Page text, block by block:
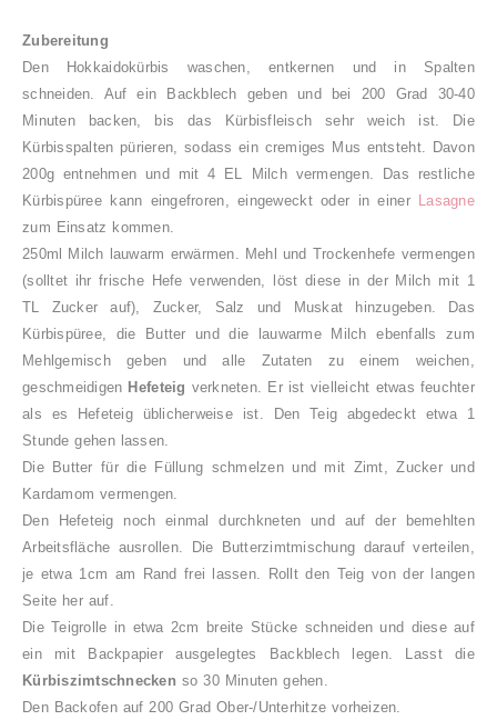
Zubereitung
Den Hokkaidokürbis waschen, entkernen und in Spalten
schneiden. Auf ein Backblech geben und bei 200 Grad 30-40
Minuten backen, bis das Kürbisfleisch sehr weich ist. Die
Kürbisspalten pürieren, sodass ein cremiges Mus entsteht. Davon
200g entnehmen und mit 4 EL Milch vermengen. Das restliche
Kürbispüree kann eingefroren, eingeweckt oder in einer Lasagne
zum Einsatz kommen.
250ml Milch lauwarm erwärmen. Mehl und Trockenhefe vermengen
(solltet ihr frische Hefe verwenden, löst diese in der Milch mit 1
TL Zucker auf), Zucker, Salz und Muskat hinzugeben. Das
Kürbispüree, die Butter und die lauwarme Milch ebenfalls zum
Mehlgemisch geben und alle Zutaten zu einem weichen,
geschmeidigen Hefeteig verkneten. Er ist vielleicht etwas feuchter
als es Hefeteig üblicherweise ist. Den Teig abgedeckt etwa 1
Stunde gehen lassen.
Die Butter für die Füllung schmelzen und mit Zimt, Zucker und
Kardamom vermengen.
Den Hefeteig noch einmal durchkneten und auf der bemehlten
Arbeitsfläche ausrollen. Die Butterzimtmischung darauf verteilen,
je etwa 1cm am Rand frei lassen. Rollt den Teig von der langen
Seite her auf.
Die Teigrolle in etwa 2cm breite Stücke schneiden und diese auf
ein mit Backpapier ausgelegtes Backblech legen. Lasst die
Kürbiszimtschnecken so 30 Minuten gehen.
Den Backofen auf 200 Grad Ober-/Unterhitze vorheizen.